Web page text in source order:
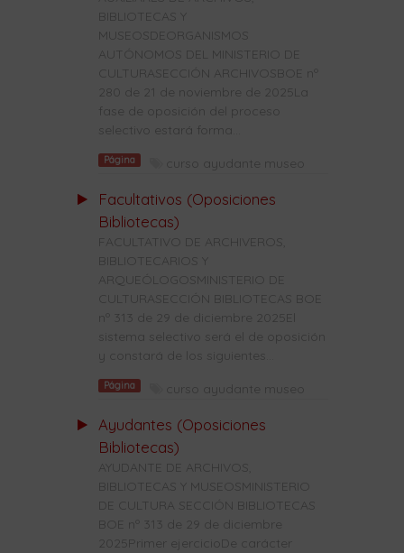
BIBLIOTECAS Y
MUSEOSDEORGANISMOS
AUTÓNOMOS DEL MINISTERIO DE
CULTURASECCIÓN ARCHIVOSBOE nº
280 de 21 de noviembre de 2025La
fase de oposición del proceso
selectivo estará forma...
Página curso ayudante museo
Facultativos (Oposiciones
Bibliotecas)
FACULTATIVO DE ARCHIVEROS,
BIBLIOTECARIOS Y
ARQUEÓLOGOSMINISTERIO DE
CULTURASECCIÓN BIBLIOTECAS BOE
nº 313 de 29 de diciembre 2025El
sistema selectivo será el de oposición
y constará de los siguientes...
Página curso ayudante museo
Ayudantes (Oposiciones
Bibliotecas)
AYUDANTE DE ARCHIVOS,
BIBLIOTECAS Y MUSEOSMINISTERIO
DE CULTURA SECCIÓN BIBLIOTECAS
BOE nº 313 de 29 de diciembre
2025Primer ejercicioDe carácter